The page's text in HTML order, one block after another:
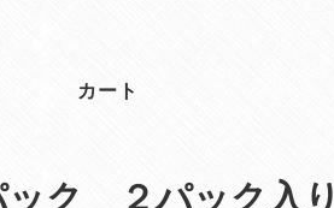
カート
ク ２パック入り